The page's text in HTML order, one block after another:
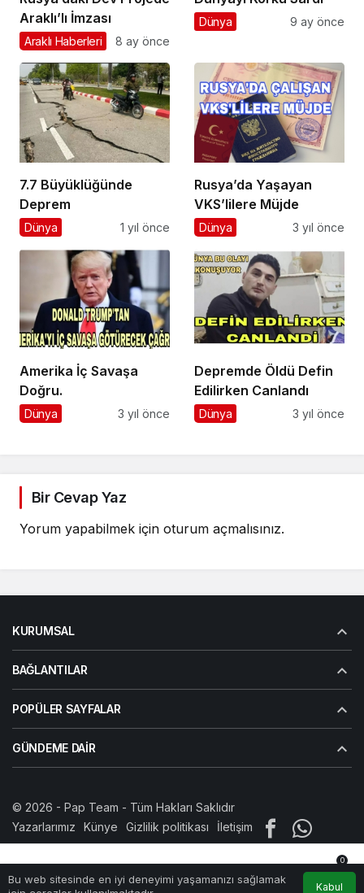
Araklı’lı İmzası
Araklı Haberleri 8 ay önce
Dünya 9 ay önce
7.7 Büyüklüğünde
Deprem
Dünya 1 yıl önce
Rusya’da Yaşayan
VKS’lilere Müjde
Dünya 3 yıl önce
Amerika İç Savaşa
Doğru.
Dünya 3 yıl önce
Depremde Öldü Defin
Edilirken Canlandı
Dünya 3 yıl önce
Bir Cevap Yaz
Yorum yapabilmek için oturum açmalısınız.
Bu web sitesinde en iyi deneyimi yaşamanızı sağlamak
Kabul
KURUMSAL
BAĞLANTILAR
POPÜLER SAYFALAR
GÜNDEME DAIR
© 2026 - Pap Team - Tüm Hakları Saklıdır
Yazarlarımız
Künye Gizlilik politikası İletişim
Anasayfa Akış Hesabım Bildirimler
0